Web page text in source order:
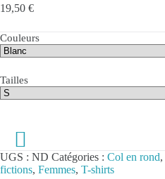
19,50 €
Couleurs
Tailles
UGS : ND Catégories : Col en rond,
fictions, Femmes, T-shirts